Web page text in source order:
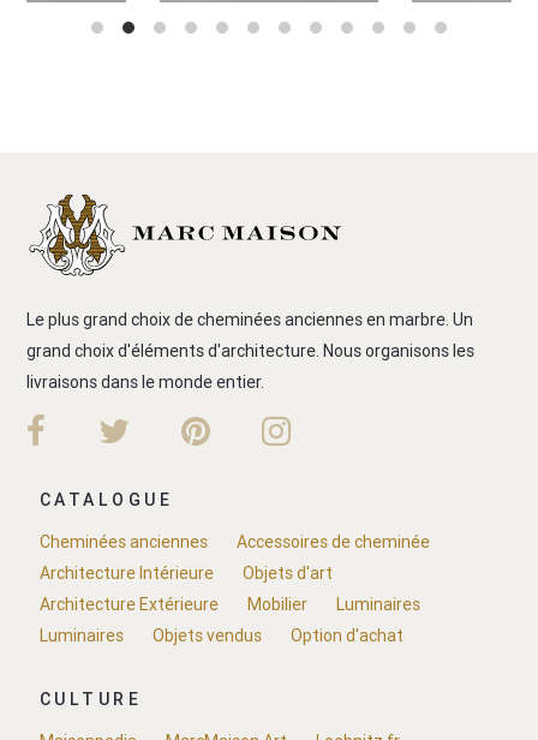
Le plus grand choix de cheminées anciennes en marbre. Un
grand choix d'éléments d'architecture. Nous organisons les
livraisons dans le monde entier.
CATALOGUE
Cheminées anciennes
Accessoires de cheminée
Architecture Intérieure
Objets d'art
Architecture Extérieure
Mobilier
Luminaires
Luminaires
Objets vendus Option d'achat
CULTURE